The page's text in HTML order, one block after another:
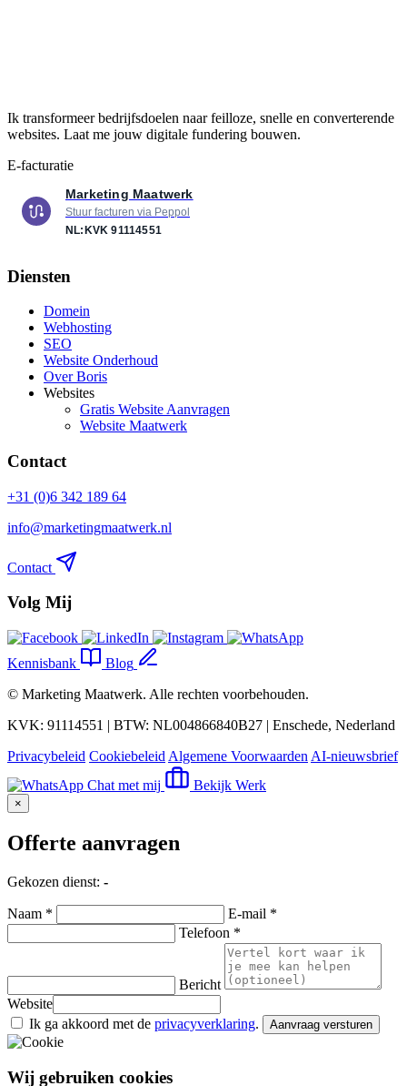
Ik transformeer bedrijfsdoelen naar feilloze, snelle en converterende
websites. Laat me jouw digitale fundering bouwen.
E-facturatie
Marketing Maatwerk
Stuur facturen via Peppol
NL:KVK 91114551
Diensten
Domein
Webhosting
SEO
Website Onderhoud
Over Boris
Websites
Gratis Website Aanvragen
Website Maatwerk
Contact
+31 (0)6 342 189 64
info@marketingmaatwerk.nl
Contact
Volg Mij
Kennisbank
Blog
© Marketing Maatwerk. Alle rechten voorbehouden.
KVK: 91114551 | BTW: NL004866840B27 | Enschede, Nederland
Privacybeleid Cookiebeleid Algemene Voorwaarden AI-nieuwsbrief
Chat met mij
Bekijk Werk
×
Offerte aanvragen
Gekozen dienst: -
Naam *
E-mail *
Telefoon *
Bericht
Website
Ik ga akkoord met de privacyverklaring. Aanvraag versturen
Wij gebruiken cookies